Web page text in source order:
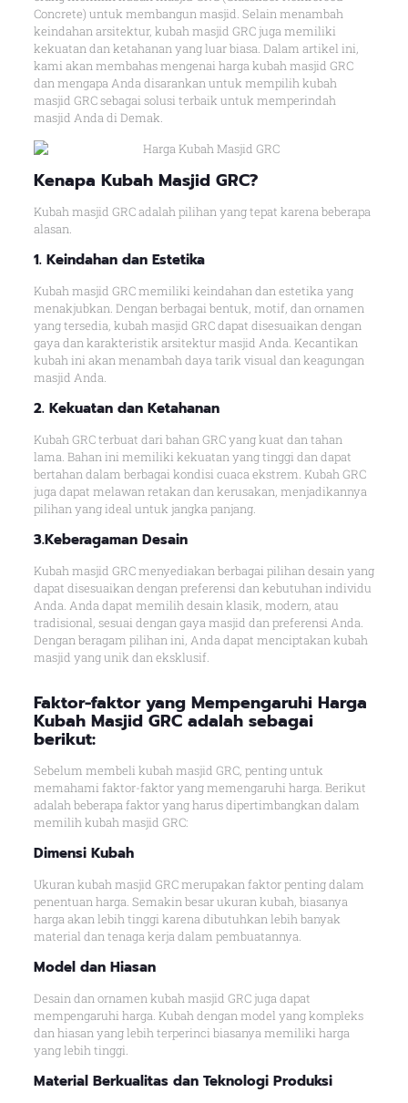
Concrete) untuk membangun masjid. Selain menambah
keindahan arsitektur, kubah masjid GRC juga memiliki
kekuatan dan ketahanan yang luar biasa. Dalam artikel ini,
kami akan membahas mengenai harga kubah masjid GRC
dan mengapa Anda disarankan untuk mempilih kubah
masjid GRC sebagai solusi terbaik untuk memperindah
masjid Anda di Demak.
Kenapa Kubah Masjid GRC?
Kubah masjid GRC adalah pilihan yang tepat karena beberapa
alasan.
1. Keindahan dan Estetika
Kubah masjid GRC memiliki keindahan dan estetika yang
menakjubkan. Dengan berbagai bentuk, motif, dan ornamen
yang tersedia, kubah masjid GRC dapat disesuaikan dengan
gaya dan karakteristik arsitektur masjid Anda. Kecantikan
kubah ini akan menambah daya tarik visual dan keagungan
masjid Anda.
2. Kekuatan dan Ketahanan
Kubah GRC terbuat dari bahan GRC yang kuat dan tahan
lama. Bahan ini memiliki kekuatan yang tinggi dan dapat
bertahan dalam berbagai kondisi cuaca ekstrem. Kubah GRC
juga dapat melawan retakan dan kerusakan, menjadikannya
pilihan yang ideal untuk jangka panjang.
3.Keberagaman Desain
Kubah masjid GRC menyediakan berbagai pilihan desain yang
dapat disesuaikan dengan preferensi dan kebutuhan individu
Anda. Anda dapat memilih desain klasik, modern, atau
tradisional, sesuai dengan gaya masjid dan preferensi Anda.
Dengan beragam pilihan ini, Anda dapat menciptakan kubah
masjid yang unik dan eksklusif.
Faktor-faktor yang Mempengaruhi Harga
Kubah Masjid GRC adalah sebagai
berikut:
Sebelum membeli kubah masjid GRC, penting untuk
memahami faktor-faktor yang memengaruhi harga. Berikut
adalah beberapa faktor yang harus dipertimbangkan dalam
memilih kubah masjid GRC:
Dimensi Kubah
Ukuran kubah masjid GRC merupakan faktor penting dalam
penentuan harga. Semakin besar ukuran kubah, biasanya
harga akan lebih tinggi karena dibutuhkan lebih banyak
material dan tenaga kerja dalam pembuatannya.
Model dan Hiasan
Desain dan ornamen kubah masjid GRC juga dapat
mempengaruhi harga. Kubah dengan model yang kompleks
dan hiasan yang lebih terperinci biasanya memiliki harga
yang lebih tinggi.
Material Berkualitas dan Teknologi Produksi